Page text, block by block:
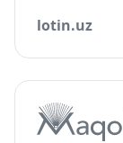
lotin.uz